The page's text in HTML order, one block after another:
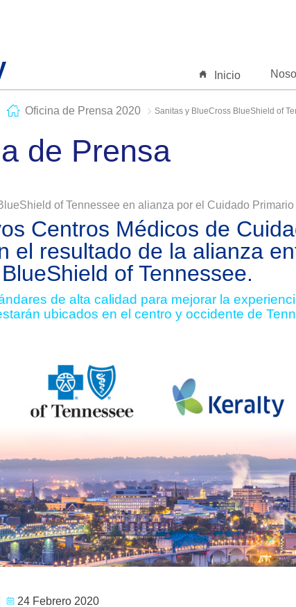
Inicio
Oficina de Prensa 2020 Sanitas y BlueCross BlueShield of Tennessee en alianza
de Prensa
of Tennessee en alianza por el Cuidado Primario
Centros Médicos de
el resultado de la alianza
of Tennessee.
de alta calidad para mejorar la
ubicados en el centro y occidente de
24 Febrero 2020